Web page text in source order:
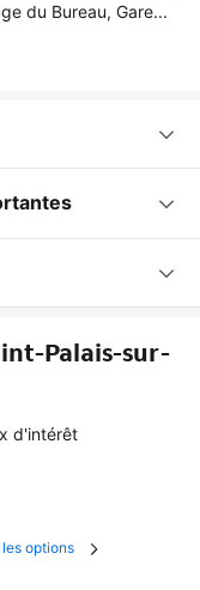
du Bureau, Gare...
Palais-sur-
d'intérêt
options